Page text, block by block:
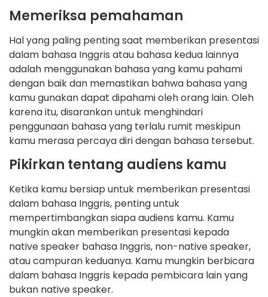
Memeriksa pemahaman
Hal yang paling penting saat memberikan presentasi
dalam bahasa Inggris atau bahasa kedua lainnya
adalah menggunakan bahasa yang kamu pahami
dengan baik dan memastikan bahwa bahasa yang
kamu gunakan dapat dipahami oleh orang lain. Oleh
karena itu, disarankan untuk menghindari
penggunaan bahasa yang terlalu rumit meskipun
kamu merasa percaya diri dengan bahasa tersebut.
Pikirkan tentang audiens kamu
Ketika kamu bersiap untuk memberikan presentasi
dalam bahasa Inggris, penting untuk
mempertimbangkan siapa audiens kamu. Kamu
mungkin akan memberikan presentasi kepada
native speaker bahasa Inggris, non-native speaker,
atau campuran keduanya. Kamu mungkin berbicara
dalam bahasa Inggris kepada pembicara lain yang
bukan native speaker.